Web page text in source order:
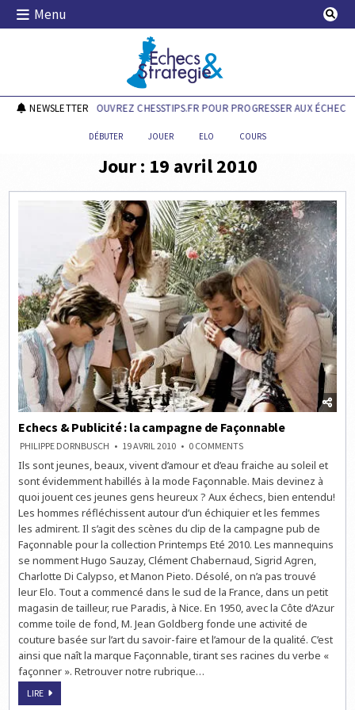
Skip
Menu
Echecs & Stratégie
NEWSLETTERDÉCOUVREZ CHESSTIPS.FR POUR PROGRESSER AUX ÉCHECS !
DÉBUTER JOUER ELO COURS
Jour : 19 avril 2010
Echecs & Publicité : la campagne de Façonnable
PHILIPPE DORNBUSCH 19 AVRIL 2010 0 COMMENTSON
&
:
LA
CAMPAGNE
DE
Ils sont jeunes, beaux, vivent d’amour et d’eau fraiche au soleil et
sont évidemment habillés à la mode Façonnable. Mais devinez à
quoi jouent ces jeunes gens heureux ? Aux échecs, bien entendu!
Les hommes réfléchissent autour d’un échiquier et les femmes
les admirent. Il s’agit des scènes du clip de la campagne pub de
Façonnable pour la collection Printemps Eté 2010. Les mannequins
se nomment Hugo Sauzay, Clément Chabernaud, Sigrid Agren,
Charlotte Di Calypso, et Manon Pieto. Désolé, on n’a pas trouvé
leur Elo. Tout a commencé dans le sud de la France, dans un petit
magasin de tailleur, rue Paradis, à Nice. En 1950, avec la Côte d’Azur
comme toile de fond, M. Jean Goldberg fonde une activité de
couture basée sur l’art du savoir-faire et l’amour de la qualité. C’est
ainsi que naît la marque Façonnable, tirant ses racines du verbe «
façonner ». Retrouver notre rubrique…
LIREECHECS